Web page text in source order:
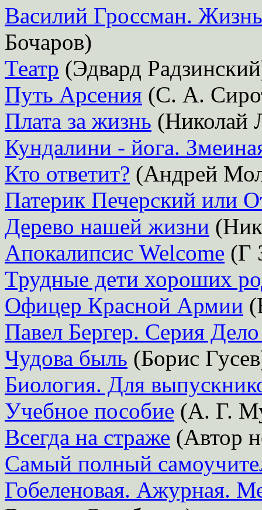
Василий Гроссман.
Бочаров)
Театр (Эдвард
Путь Арсения (С. А.
Плата за жизнь (Николай
Кундалини - йога.
Кто ответит? (Андрей
Патерик Печерский или
Дерево нашей жизни
Апокалипсис Welcome (Г
Трудные дети хороших
Офицер Красной Армии
Павел Бергер. Серия
Чудова быль (Борис
Биология. Для
Учебное пособие (А. Г.
Всегда на страже (Автор
Самый полный
Гобеленовая. Ажурная.